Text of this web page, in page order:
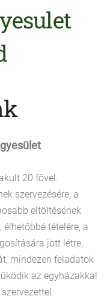
20 fővel.
szervezésére, a
eltöltésének
élhetőbbé tételére, a
jött létre,
mindezen feladatok
az egyházakkal